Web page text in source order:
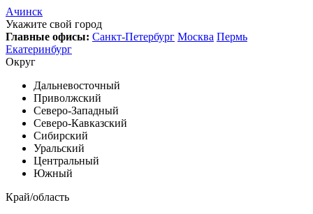
Ачинск
Укажите свой город
Главные офисы: Санкт-Петербург Москва Пермь
Екатеринбург
Округ
Дальневосточный
Приволжский
Северо-Западный
Северо-Кавказский
Сибирский
Уральский
Центральный
Южный
Край/область